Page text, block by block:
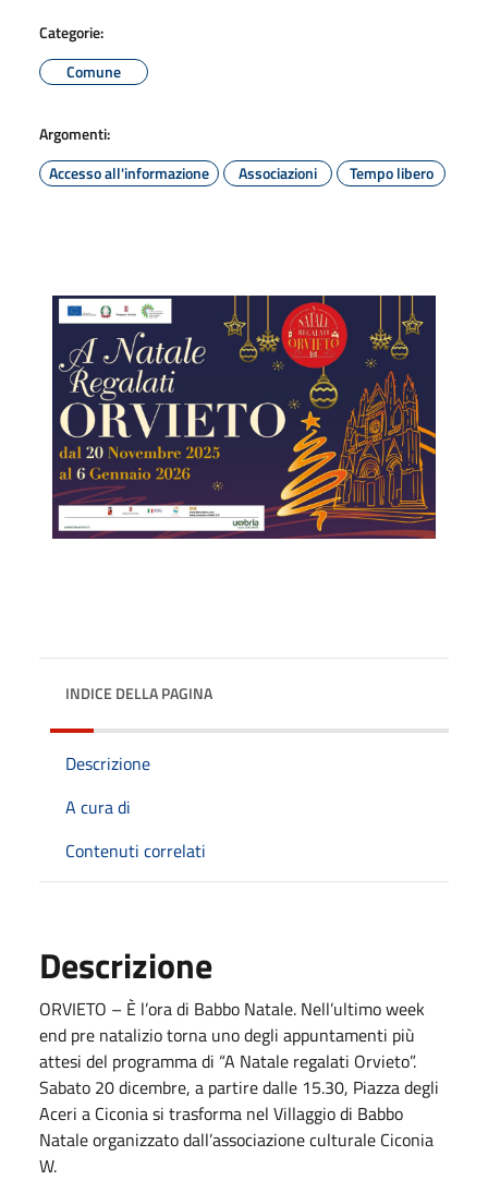
Categorie:
Comune
Argomenti:
Accesso all'informazione
Associazioni Tempo libero
INDICE DELLA PAGINA
Descrizione
A cura di
Contenuti correlati
Descrizione
ORVIETO – È l’ora di Babbo Natale. Nell’ultimo week
end pre natalizio torna uno degli appuntamenti più
attesi del programma di “A Natale regalati Orvieto”.
Sabato 20 dicembre, a partire dalle 15.30, Piazza degli
Aceri a Ciconia si trasforma nel Villaggio di Babbo
Natale organizzato dall’associazione culturale Ciconia
W.